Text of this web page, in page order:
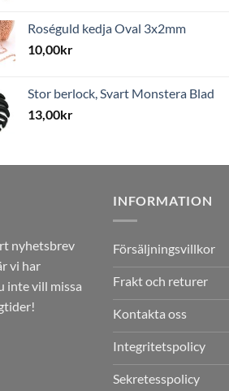
Roséguld kedja Oval 3x2mm
10,00kr
Stor berlock, Svart Monstera Blad
13,00kr
nyhetsbrev
vi har
inte vill missa
INFORMATION
Försäljningsvillkor
Frakt och returer
Kontakta oss
Integritetspolicy
Sekretesspolicy